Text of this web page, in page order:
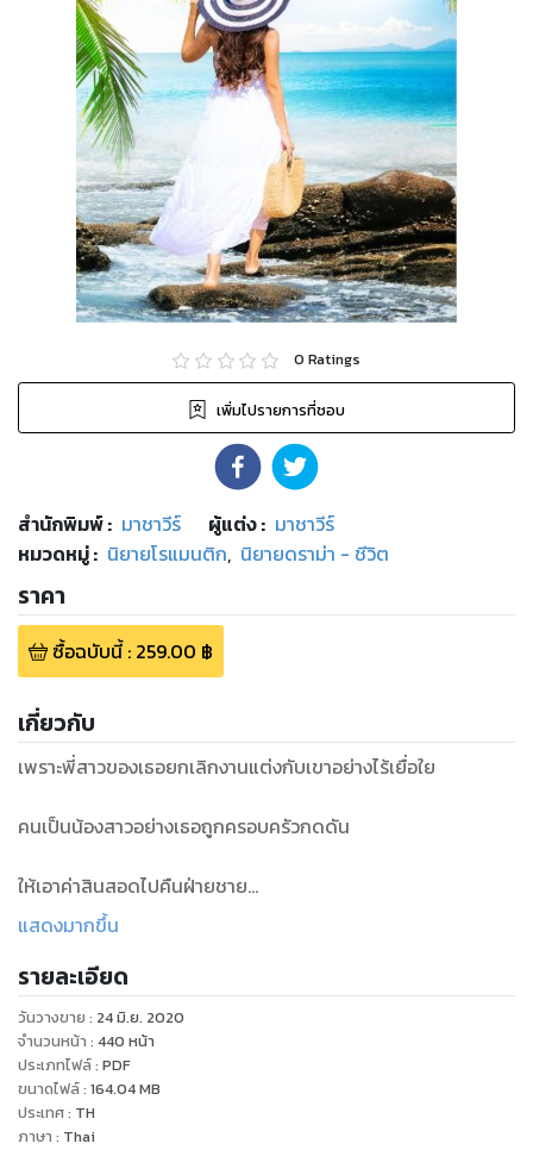
0 Ratings
เพิ่มไปรายการที่ชอบ
สำนักพิมพ์: มาชาวีร์ ผู้แต่ง : มาชาวีร์
หมวดหมู่: นิยายโรแมนติก, นิยายดราม่า - ชีวิต
ราคา
ซื้อฉบับนี้: 259.00 ฿
เกี่ยวกับ
เพราะพี่สาวของเธอยกเลิกงานแต่งกับเขาอย่างไร้เยื่อใย
คนเป็นน้องสาวอย่างเธอถูกครอบครัวกดดัน
ให้เอาค่าสินสอดไปคืนฝ่ายชาย
ไปโปะหนี้บ้านจนหมด
งานเลยงอกสิคราวนี้
แสดงมากขึ้น
รายละเอียด
วันวางขาย : 24 มิ.ย. 2020
จำนวนหน้า : 440 หน้า
ประเภทไฟล์: PDF
ขนาดไฟล์: 164.04MB
ประเทศ: TH
ภาษา : Thai